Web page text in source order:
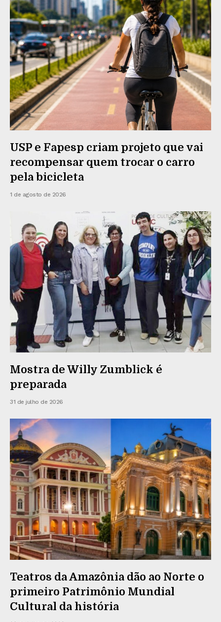
USP e Fapesp criam projeto que vai
recompensar quem trocar o carro
pela bicicleta
1 de agosto de 2026
Mostra de Willy Zumblick é
preparada
31 de julho de 2026
Teatros da Amazônia dão ao Norte o
primeiro Patrimônio Mundial
Cultural da história